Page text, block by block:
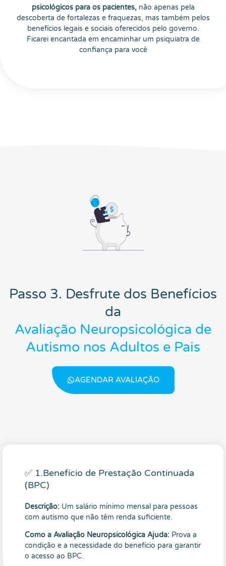
psicológicos para os pacientes,não apenas pela
descoberta de fortalezas e fraquezas, mas também pelos
benefícios legais e sociais oferecidos pelo governo.
Ficarei encantada em encaminhar um psiquiatra de
confiança para você
Passo 3. Desfrute dos Benefícios
da
Avaliação Neuropsicológica de
Autismo nos Adultos e Pais
AGENDAR AVALIAÇÃO
✅ 1.Benefício de Prestação Continuada
(BPC)
Descrição:Um salário mínimo mensal para pessoas
com autismo que não têm renda suficiente.
Como a Avaliação Neuropsicológica Ajuda:Prova a
condição e a necessidade do benefício para garantir
o acesso ao BPC.